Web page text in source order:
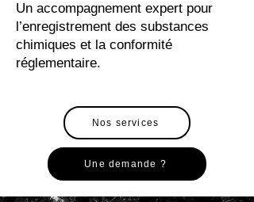
Un accompagnement expert pour
l’enregistrement des substances
chimiques et la conformité
réglementaire.
Nos services
Une demande ?